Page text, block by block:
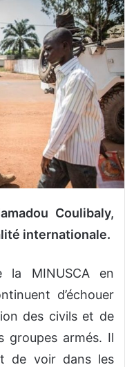
Coulibaly,
internationale.
MINUSCA en
d’échouer
des civils et de
groupes armés. Il
de voir dans les